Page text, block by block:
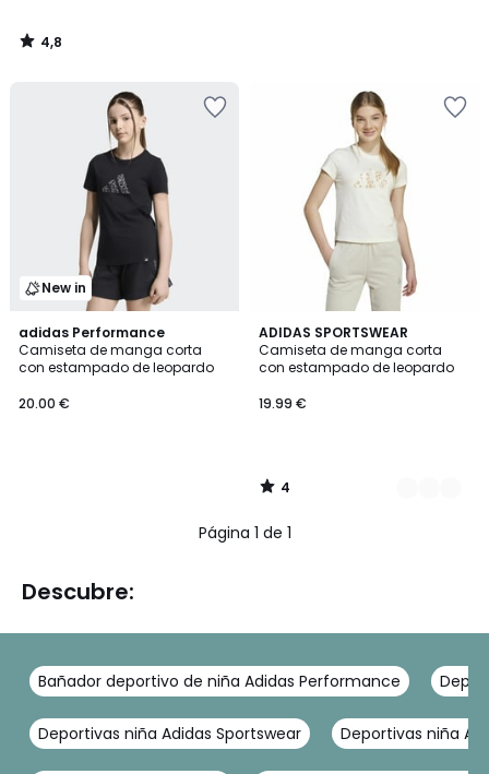
4,8
/
New in
adidas Performance
Camiseta de manga corta
con estampado de leopardo
20.00 €
ADIDAS SPORTSWEAR
Camiseta de manga corta
con estampado de leopardo
19.99 €
4
/
5
2
Colores
4
/
Página 1 de 1
Descubre:
Bañador deportivo de niña Adidas Performance
Deportivas niña Adidas Sportswear Deportivas niña